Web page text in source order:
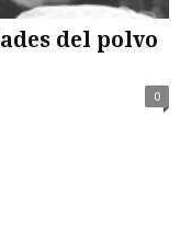
del polvo
0